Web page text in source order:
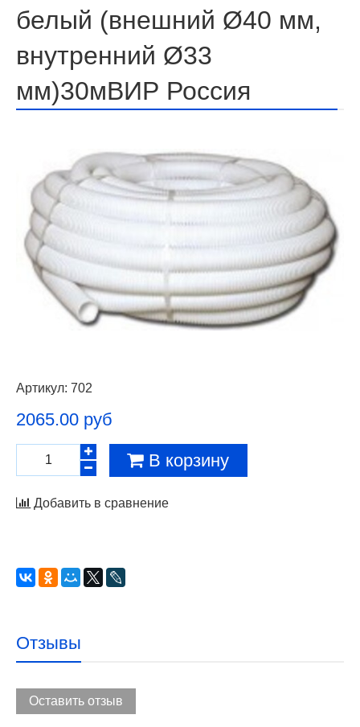
белый (внешний Ø40 мм,
внутренний Ø33
мм)30мВИР Россия
Артикул: 702
2065.00 руб
В корзину
Добавить в сравнение
Отзывы
Оставить отзыв